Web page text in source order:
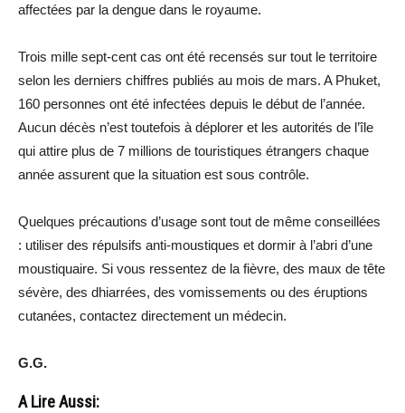
affectées par la dengue dans le royaume.
Trois mille sept-cent cas ont été recensés sur tout le territoire
selon les derniers chiffres publiés au mois de mars. A Phuket,
160 personnes ont été infectées depuis le début de l’année.
Aucun décès n’est toutefois à déplorer et les autorités de l’île
qui attire plus de 7 millions de touristiques étrangers chaque
année assurent que la situation est sous contrôle.
Quelques précautions d’usage sont tout de même conseillées
: utiliser des répulsifs anti-moustiques et dormir à l’abri d’une
moustiquaire. Si vous ressentez de la fièvre, des maux de tête
sévère, des dhiarrées, des vomissements ou des éruptions
cutanées, contactez directement un médecin.
G.G.
A Lire Aussi: